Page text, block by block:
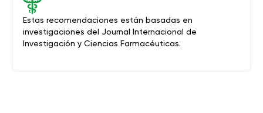
Estas recomendaciones están basadas en
investigaciones del Journal Internacional de
Investigación y Ciencias Farmacéuticas.